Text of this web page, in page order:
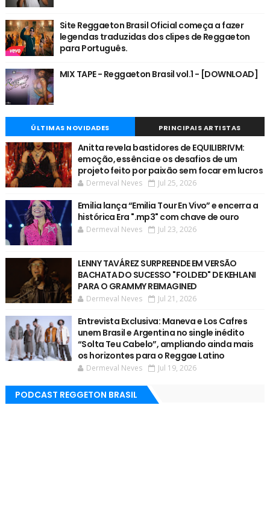
Site Reggaeton Brasil Oficial começa a fazer
legendas traduzidas dos clipes de Reggaeton
para Português.
MIX TAPE - Reggaeton Brasil vol.1 - [DOWNLOAD]
ÚLTIMAS NOVIDADES PRINCIPAIS ARTISTAS
Anitta revela bastidores de EQUILIBRIVM:
emoção, essência e os desafios de um
projeto feito por paixão sem focar em lucros
Dermeval Neves Jul 25, 2026
Emilia lança “Emilia Tour En Vivo” e encerra a
histórica Era ".mp3" com chave de ouro
Dermeval Neves Jul 23, 2026
LENNY TAVÁREZ SURPREENDE EM VERSÃO
BACHATA DO SUCESSO "FOLDED" DE KEHLANI
PARA O GRAMMY REIMAGINED
Dermeval Neves Jul 21, 2026
Entrevista Exclusiva: Maneva e Los Cafres
unem Brasil e Argentina no single inédito
“Solta Teu Cabelo”, ampliando ainda mais
os horizontes para o Reggae Latino
Dermeval Neves Jul 19, 2026
PODCAST REGGETON BRASIL